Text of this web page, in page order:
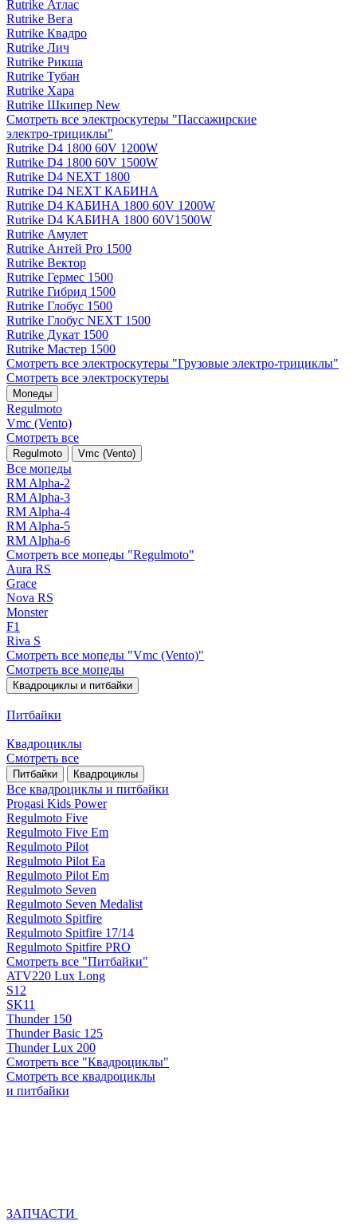
Rutrike Атлас
Rutrike Вега
Rutrike Квадро
Rutrike Лич
Rutrike Рикша
Rutrike Тубан
Rutrike Хара
Rutrike Шкипер New
Смотреть все электро­скутеры "Пассажирские
электро‑трициклы"
Rutrike D4 1800 60V 1200W
Rutrike D4 1800 60V 1500W
Rutrike D4 NEXT 1800
Rutrike D4 NEXT КАБИНА
Rutrike D4 КАБИНА 1800 60V 1200W
Rutrike D4 КАБИНА 1800 60V1500W
Rutrike Амулет
Rutrike Антей Pro 1500
Rutrike Вектор
Rutrike Гермес 1500
Rutrike Гибрид 1500
Rutrike Глобус 1500
Rutrike Глобус NEXT 1500
Rutrike Дукат 1500
Rutrike Мастер 1500
Смотреть все электро­скутеры "Грузовые электро‑трициклы"
Смотреть все электро­скутеры
Мопеды
Regulmoto
Vmc (Vento)
Смотреть все
Regulmoto Vmc (Vento)
Все мопеды
RM Alpha-2
RM Alpha-3
RM Alpha-4
RM Alpha-5
RM Alpha-6
Смотреть все мопеды "Regulmoto"
Aura RS
Grace
Nova RS
Monster
F1
Riva S
Смотреть все мопеды "Vmc (Vento)"
Смотреть все мопеды
Квадроциклы и питбайки
Питбайки
Квадроциклы
Смотреть все
Питбайки Квадроциклы
Все квадроциклы и питбайки
Progasi Kids Power
Regulmoto Five
Regulmoto Five Em
Regulmoto Pilot
Regulmoto Pilot Ea
Regulmoto Pilot Em
Regulmoto Seven
Regulmoto Seven Medalist
Regulmoto Spitfire
Regulmoto Spitfire 17/14
Regulmoto Spitfire PRO
Смотреть все "Питбайки"
ATV220 Lux Long
S12
SK11
Thunder 150
Thunder Basic 125
Thunder Lux 200
Смотреть все "Квадроциклы"
Смотреть все квадроциклы
и питбайки
ЗАПЧАСТИ